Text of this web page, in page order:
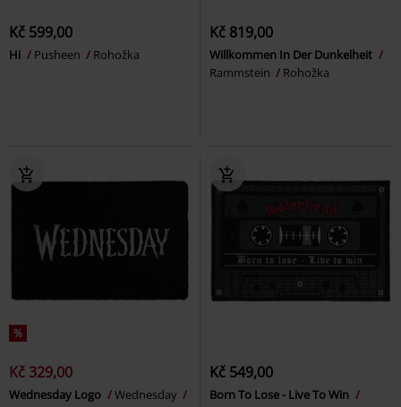
Kč 599,00
Hi Pusheen Rohožka
Kč 819,00
Willkommen In Der Dunkelheit
Rammstein
Rohožka
%
Kč 329,00
Wednesday Logo
Wednesday
Kč 549,00
Born To Lose - Live To Win